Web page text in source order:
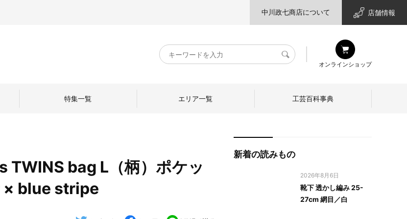
中川政七商店について 店舗情報
キ
ー
検
オンラインショップ
日本の暮らし
産地探訪
中川政七商店のひと
ひとを訪ねて
特集一覧 エリア一覧 工芸百科事典
TWINS bag L（柄）ポケッ
× blue stripe
新着の読みもの
2026年8月6日
靴下 透かし編み 25-
27cm 網目／白